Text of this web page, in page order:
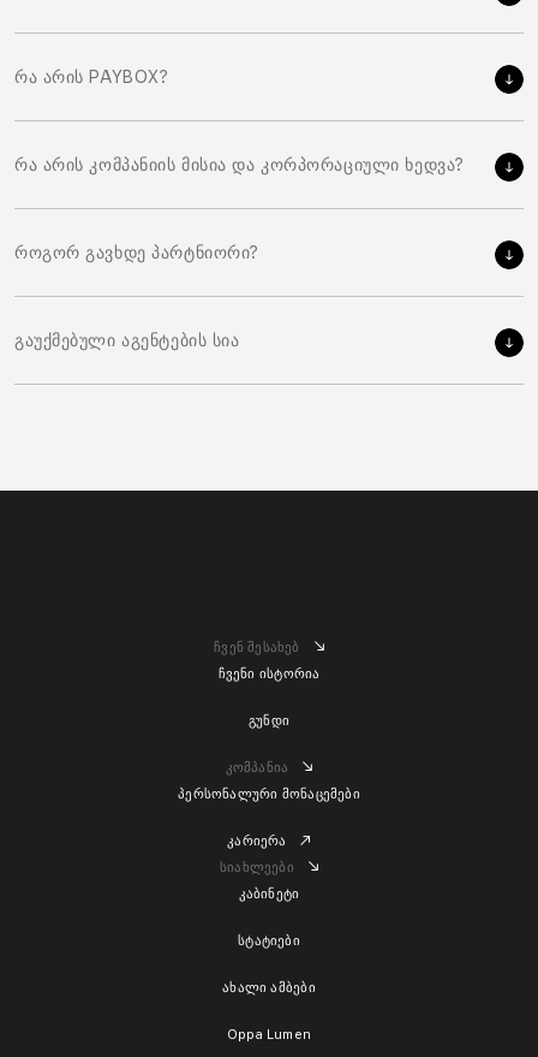
რა არის PAYBOX?
რა არის კომპანიის მისია და კორპორაციული ხედვა?
როგორ გავხდე პარტნიორი?
გაუქმებული აგენტების სია
ჩვენ შესახებ
ჩვენი ისტორია
გუნდი
კომპანია
პერსონალური მონაცემები
კარიერა
სიახლეები
კაბინეტი
სტატიები
ახალი ამბები
Oppa Lumen